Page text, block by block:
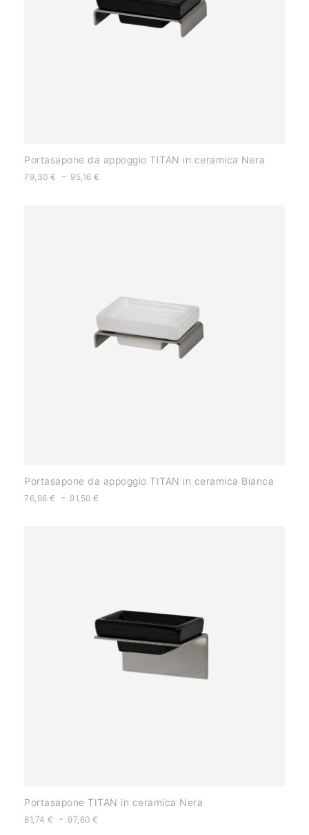
Portasapone da appoggio TITAN in ceramica Nera
79,30 € - 95,16€
Portasapone da appoggio TITAN in ceramica Bianca
76,86 € - 91,50€
Portasapone TITAN in ceramica Nera
81,74 € - 97,60€